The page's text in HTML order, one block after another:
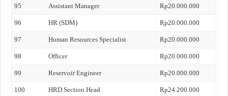
95 Assistant Manager Rp20.000.000
96 HR (SDM) Rp20.000.000
97 Human Resources Specialist Rp20.000.000
98 Officer Rp20.000.000
99 Reservoir Engineer Rp20.000.000
100 HRD Section Head Rp24.200.000